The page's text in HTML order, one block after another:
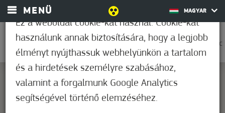
MENÜ MAGYAR
0
25,0°C
This page can't load Google Maps correctly.
Ez a weboldal cookie-kat használ. Cookie-kat
használunk annak biztosítására, hogy a legjobb
élményt nyújthassuk webhelyünkön a tartalom
és a hirdetések személyre szabásához,
valamint a forgalmunk Google Analytics
segítségével történő elemzéséhez.